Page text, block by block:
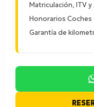
Matriculación, ITV y
Honorarios Coches
Garantía de